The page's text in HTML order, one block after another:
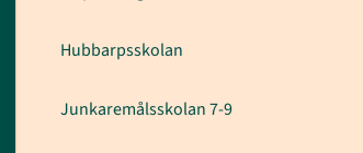
Hubbarpsskolan
Junkaremålsskolan 7-9